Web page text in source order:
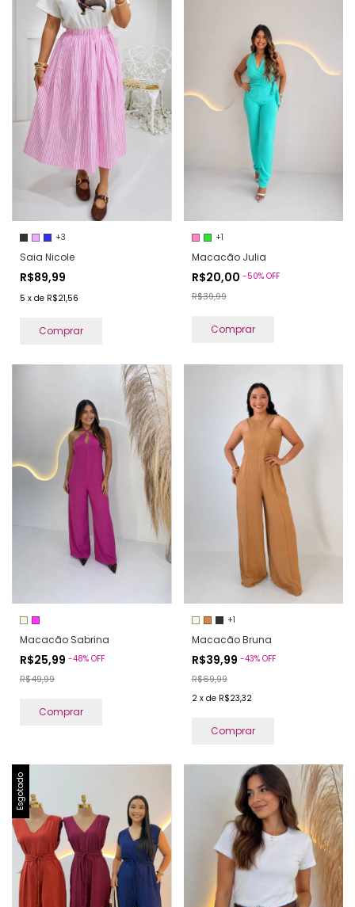
+3
Saia Nicole
R$89,99
5 x de R$21,56
Comprar
+1
Macacão Julia
R$20,00 -50% OFF
R$39,99
Comprar
Macacão Sabrina
R$25,99 -48% OFF
R$49,99
Comprar
+1
Macacão Bruna
R$39,99 -43% OFF
R$69,99
2 x de R$23,32
Comprar
Esgotado